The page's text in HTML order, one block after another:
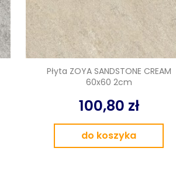
Płyta ZOYA SANDSTONE CREAM
60x60 2cm
100,80 zł
do koszyka